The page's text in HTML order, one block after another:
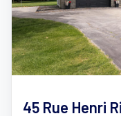
45 Rue Henri